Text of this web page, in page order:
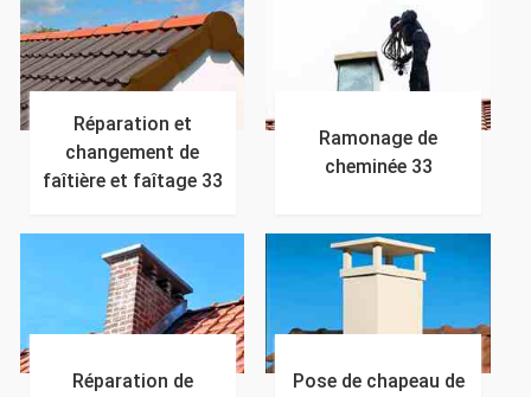
Réparation et
changement de
faîtière et faîtage 33
Ramonage de
cheminée 33
Réparation de
Pose de chapeau de